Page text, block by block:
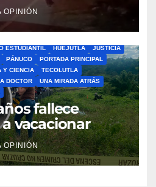
OPINIÓN
ESTUDIANTIL HUEJUTLA
JUSTICIA
PÁNUCO
PORTADA PRINCIPAL
Y CIENCIA
TECOLUTLA
DOCTOR
UNA MIRADA ATRÁS
fallece
vacacionar
OPINIÓN